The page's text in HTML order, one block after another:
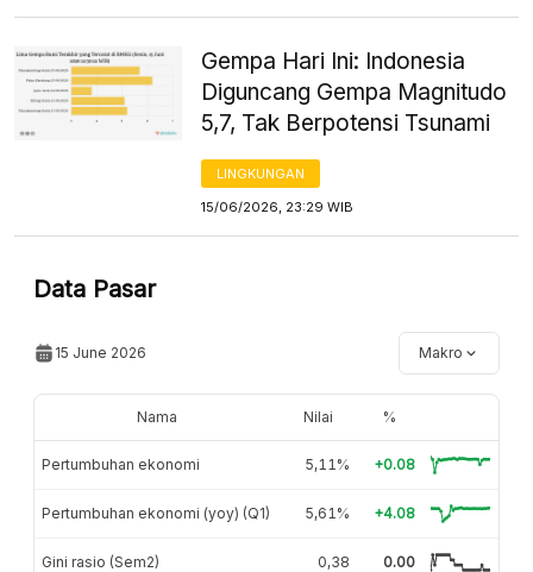
Gempa Hari Ini: Indonesia
Diguncang Gempa Magnitudo
5,7, Tak Berpotensi Tsunami
LINGKUNGAN
15/06/2026, 23:29 WIB
Data Pasar
15 June 2026 Makro
Nama Nilai %
Pertumbuhan ekonomi 5,11% +0.08
Pertumbuhan ekonomi (yoy) (Q1) 5,61% +4.08
Gini rasio (Sem2) 0,38 0.00